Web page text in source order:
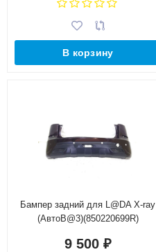
В корзину
Бампер задний для L@DA X-ray
(АвтоB@3)(850220699R)
9 500 ₽